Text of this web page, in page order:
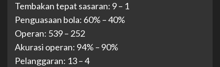
Tembakan tepat sasaran: 9 – 1
Penguasaan bola: 60% – 40%
Operan: 539 – 252
Akurasi operan: 94% – 90%
Pelanggaran: 13 – 4